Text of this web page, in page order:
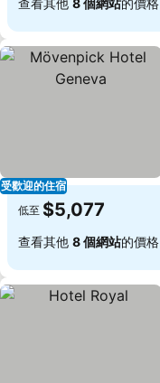
受歡迎的住宿
低至 $5,077
查看其他 8 個網站的價格